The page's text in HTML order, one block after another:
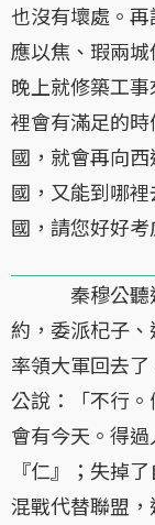
也沒有壞處。
應以焦、瑕兩
晚上就修築工
裡會有滿足的
國，就會再向
國，又能到哪
國，請您好好考
秦穆公聽這
約，委派杞子
率領大軍回去
公說：「不行
會有今天。得
『仁』；失掉
混戰代替聯盟